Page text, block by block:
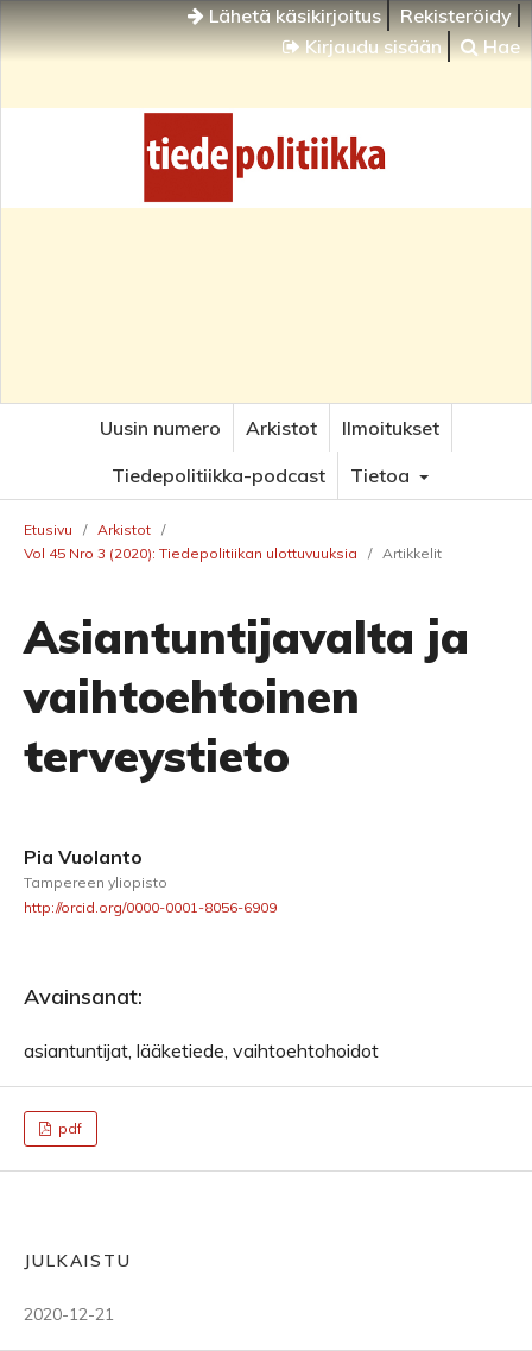
Lähetä käsikirjoitus
Rekisteröidy
Kirjaudu sisään
Hae
Uusin numero Arkistot
Ilmoitukset
Tiedepolitiikka-podcast
Tietoa
Etusivu / Arkistot /
Vol 45 Nro 3 (2020): Tiedepolitiikan ulottuvuuksia
/ Artikkelit
Asiantuntijavalta ja
vaihtoehtoinen
terveystieto
Pia Vuolanto
Tampereen yliopisto
http://orcid.org/0000-0001-8056-6909
Avainsanat:
asiantuntijat, lääketiede, vaihtoehtohoidot
pdf
JULKAISTU
2020-12-21